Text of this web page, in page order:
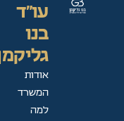
עו"ד
בנו
אודות
המשרד
למה